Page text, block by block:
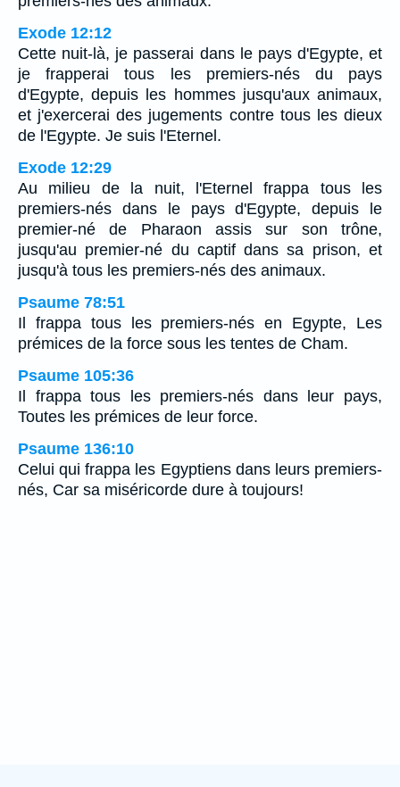
Exode 12:12
Cette nuit-là, je passerai dans le pays d'Egypte, et
je frapperai tous les premiers-nés du pays
d'Egypte, depuis les hommes jusqu'aux animaux,
et j'exercerai des jugements contre tous les dieux
de l'Egypte. Je suis l'Eternel.
Exode 12:29
Au milieu de la nuit, l'Eternel frappa tous les
premiers-nés dans le pays d'Egypte, depuis le
premier-né de Pharaon assis sur son trône,
jusqu'au premier-né du captif dans sa prison, et
jusqu'à tous les premiers-nés des animaux.
Psaume 78:51
Il frappa tous les premiers-nés en Egypte, Les
prémices de la force sous les tentes de Cham.
Psaume 105:36
Il frappa tous les premiers-nés dans leur pays,
Toutes les prémices de leur force.
Psaume 136:10
Celui qui frappa les Egyptiens dans leurs premiers-
nés, Car sa miséricorde dure à toujours!